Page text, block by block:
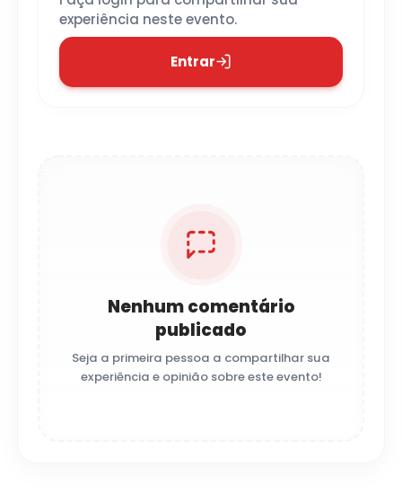
experiência neste evento.
Entrar
Nenhum comentário
publicado
Seja a primeira pessoa a compartilhar sua
experiência e opinião sobre este evento!